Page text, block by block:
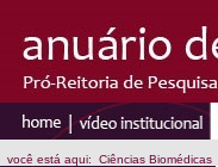
você está aqui: Ciências Biomédicas